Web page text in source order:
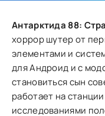
Антарктида 88:
хоррор шутер от
элементами и
для Андроид и с
становиться сын
работает на
исследованиями